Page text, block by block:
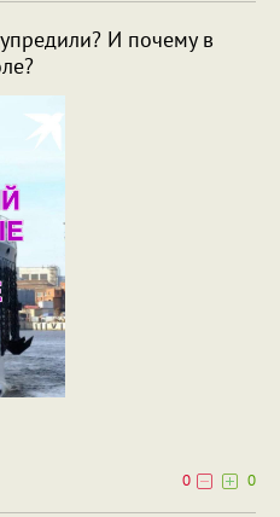
И почему в
0
0